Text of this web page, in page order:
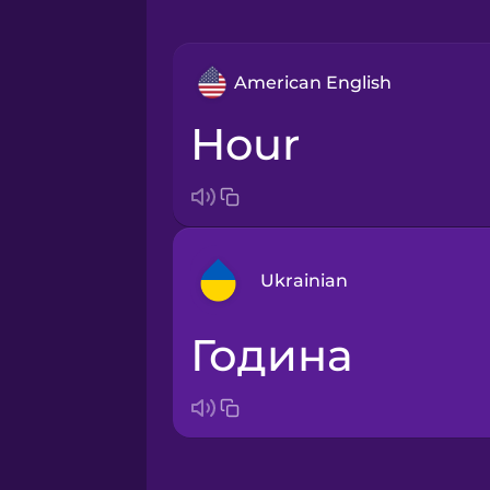
American English
hour
Ukrainian
Arabic
година